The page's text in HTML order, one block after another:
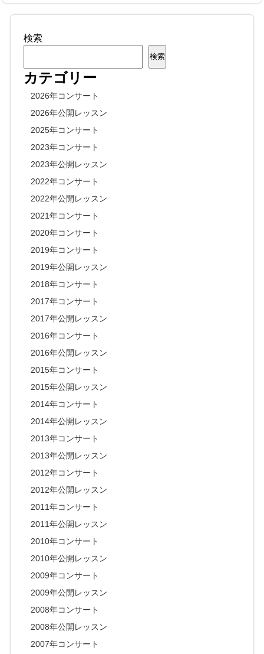
検索
検索
カテゴリー
2026年コンサート
2026年公開レッスン
2025年コンサート
2023年コンサート
2023年公開レッスン
2022年コンサート
2022年公開レッスン
2021年コンサート
2020年コンサート
2019年コンサート
2019年公開レッスン
2018年コンサート
2017年コンサート
2017年公開レッスン
2016年コンサート
2016年公開レッスン
2015年コンサート
2015年公開レッスン
2014年コンサート
2014年公開レッスン
2013年コンサート
2013年公開レッスン
2012年コンサート
2012年公開レッスン
2011年コンサート
2011年公開レッスン
2010年コンサート
2010年公開レッスン
2009年コンサート
2009年公開レッスン
2008年コンサート
2008年公開レッスン
2007年コンサート